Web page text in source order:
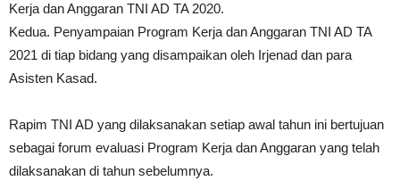
Kerja dan Anggaran TNI AD TA 2020.
Kedua. Penyampaian Program Kerja dan Anggaran TNI AD TA
2021 di tiap bidang yang disampaikan oleh Irjenad dan para
Asisten Kasad.
Rapim TNI AD yang dilaksanakan setiap awal tahun ini bertujuan
sebagai forum evaluasi Program Kerja dan Anggaran yang telah
dilaksanakan di tahun sebelumnya.